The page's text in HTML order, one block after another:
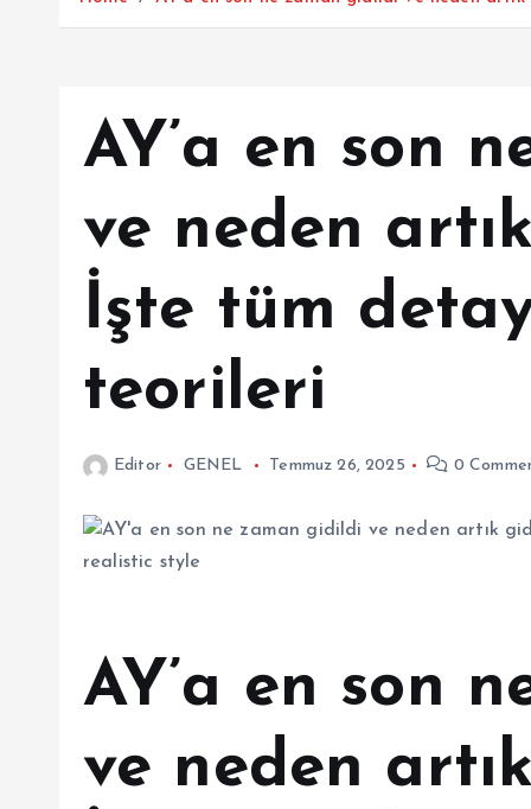
AY’a en son
ve neden
İşte tüm
teorileri
Editor GENEL Temmuz 26, 2025 0
AY’a en son
ve neden